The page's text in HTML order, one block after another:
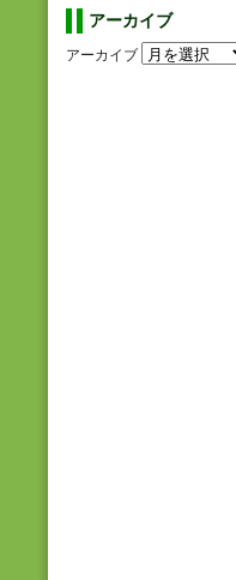
アーカイブ
アーカイブ